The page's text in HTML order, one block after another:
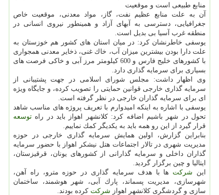
منابع طبیعی است و موقعیت
آن به علت منابع عظیم نفت، گاز، مواد معدنی، موقعیت خاص
جغرافیایی، دسترسی به آبهای آزاد و همینطور نیروی انسانی در
منطقه غرب آسیا بی بدیل است.
یوسفی خاطرنشان كرد: در میان استان های كشور هم خوزستان به
علت دارا بودن بیشترین میزان آب، خاك غنی، ذخایر معدنی همجواری
با كشورهای خلیج فارس و 600 كیلومتر مرز آبی و خاكی فرصت های
بسیاری برای سرمایه گذاری دارد.
وی اظهار داشت: مجلس شورای اسلامی در جهت پشتیبانی از
سرمایه گذاری خارجی قوانین حمایتی را تصویب كرده، و جایگاه ویژه
ای برای سرمایه گذاران خارجی در نظر گرفته است.
یوسفی با اشاره به اینكه امیدوارم با تعریف پروژه های مناسب شاهد
تحول در شهر باشیم اضافه كرد: كلانشهر اهواز باید در راه توسعه
قرار گیرد از این رو همه باید به یكدیگر كمك نماییم.
بنابراین گزارش، اولین همایش سرمایه گذاری خارجی در حوزه
مدیریت شهری در تالار اجتماعات هتل نیشكر اهواز با حضور سرمایه
گذاران داخلی و سرمایه گذارانی از كشورهای یونان، قرقیزستان،
ایتالیا و چین برگزار گردید.
این شركت ها با هدف سرمایه گذاری در حوزه مترو، راه آهن،
شهرسازی، مدیریت پسماند، پارك آبی، شهر هوشمند، ساختمان
سازی و گردشگری كلانشهر اهواز شركت كرده بودند.